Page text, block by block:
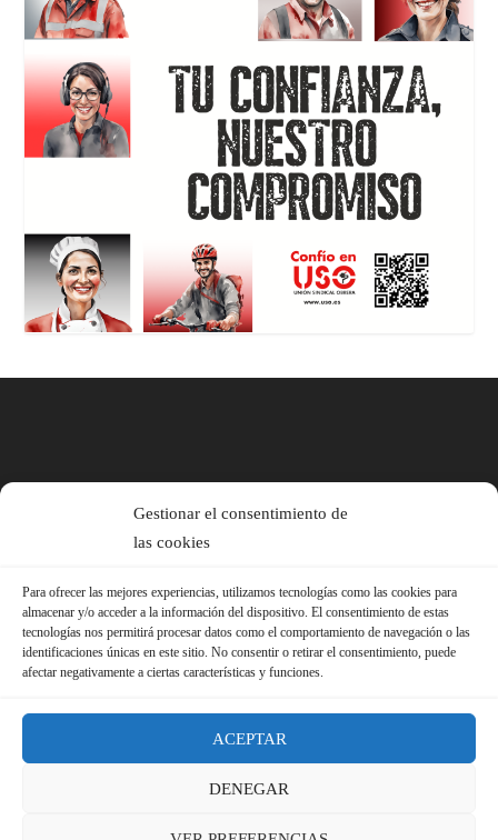
Gestionar el consentimiento de
las cookies
Para ofrecer las mejores experiencias, utilizamos tecnologías como las cookies para
almacenar y/o acceder a la información del dispositivo. El consentimiento de estas
tecnologías nos permitirá procesar datos como el comportamiento de navegación o las
identificaciones únicas en este sitio. No consentir o retirar el consentimiento, puede
afectar negativamente a ciertas características y funciones.
ACEPTAR
DENEGAR